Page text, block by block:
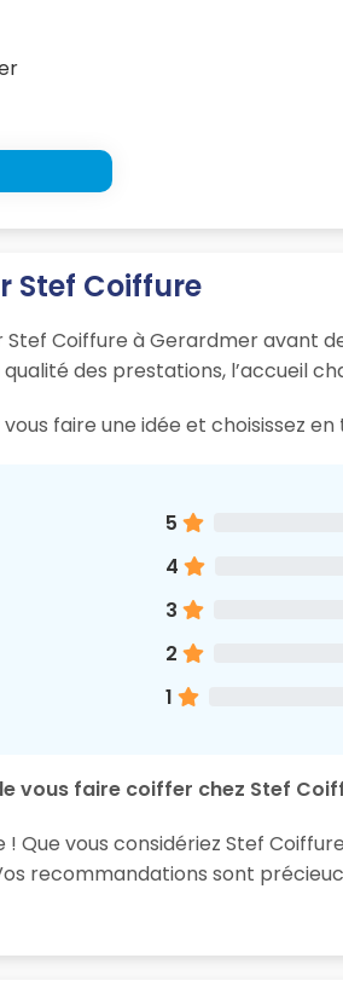
Stef Coiffure
Stef Coiffure à Gerardmer avant
des prestations, l’accueil
faire une idée et choisissez
5
4
3
2
1
vous faire coiffer chez Stef
! Que vous considériez Stef
recommandations sont